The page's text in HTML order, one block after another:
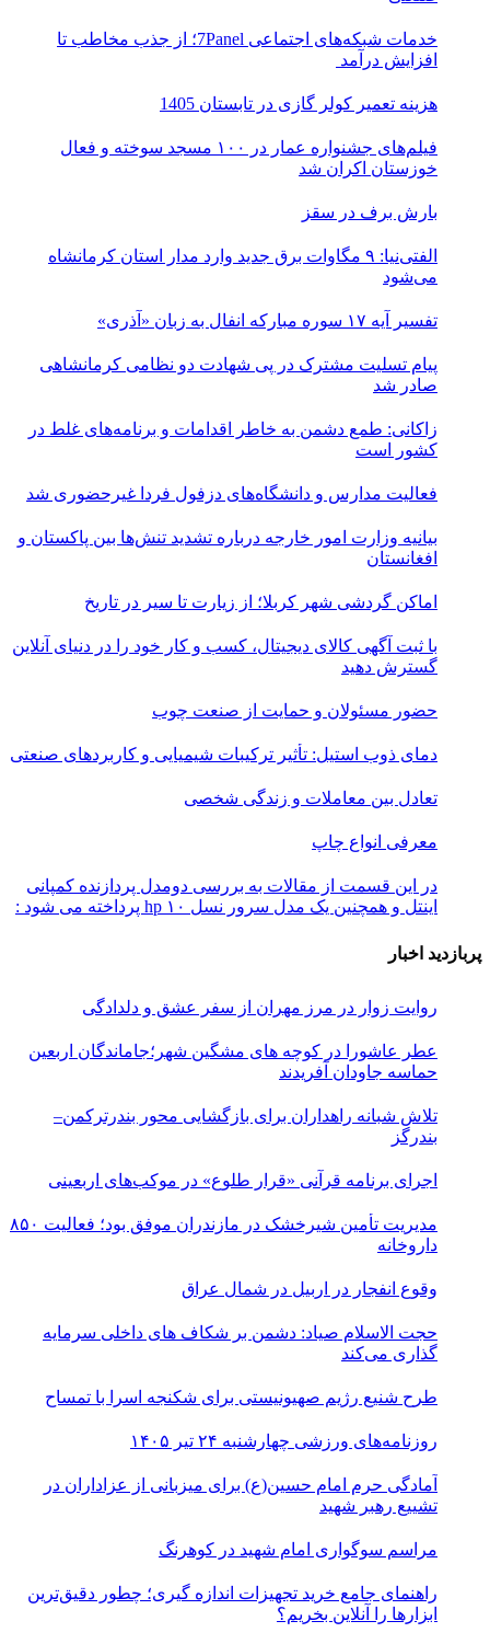
خدمات شبکه‌های اجتماعی 7Panel؛ از جذب مخاطب تا
افزایش درآمد
هزینه تعمیر کولر گازی در تابستان 1405
فیلم‌های جشنواره عمار در ۱۰۰ مسجد سوخته و فعال
خوزستان اکران شد
بارش برف در سقز
الفتی‌نیا: ۹ مگاوات برق جدید وارد مدار استان کرمانشاه
می‌شود
تفسیر آیه ۱۷ سوره مبارکه انفال به زبان «آذری»
پیام تسلیت مشترک در پی شهادت دو نظامی کرمانشاهی
صادر شد
زاکانی: طمع دشمن به خاطر اقدامات و برنامه‌های غلط در
کشور است
فعالیت مدارس و دانشگاه‌های دزفول فردا غیرحضوری شد
بیانیه وزارت امور خارجه درباره تشدید تنش‌ها بین پاکستان و
افغانستان
اماکن گردشی شهر کربلا؛ از زیارت تا سیر در تاریخ
با ثبت آگهی کالای دیجیتال، کسب و کار خود را در دنیای آنلاین
گسترش دهید
حضور مسئولان و حمایت از صنعت چوب
دمای ذوب استیل: تأثیر ترکیبات شیمیایی و کاربردهای صنعتی
تعادل بین معاملات و زندگی شخصی
معرفی انواع چاپ
در این قسمت از مقالات به بررسی دو‌مدل پردازنده کمپانی
اینتل و همچنین یک مدل سرور نسل ۱۰ hp پرداخته می شود :
پربازدید اخبار
روایت زوار در مرز مهران از سفر عشق و دلدادگی
عطر عاشورا در کوچه های مشگین شهر؛جاماندگان اربعین
حماسه جاودان آفریدند
تلاش شبانه راهداران برای بازگشایی محور بندرترکمن–
بندرگز
اجرای برنامه قرآنی «قرار طلوع» در موکب‌های اربعینی
مدیریت تأمین شیرخشک در مازندران موفق بود؛ فعالیت ۸۵۰
داروخانه
وقوع انفجار در اربیل در شمال عراق
حجت الاسلام صیاد: دشمن بر شکاف‌ های داخلی سرمایه‌
گذاری می‌کند
طرح شنیع رژیم صهیونیستی برای شکنجه اسرا با تمساح
روزنامه‌های ورزشی چهارشنبه ۲۴ تیر ۱۴۰۵
آمادگی حرم امام حسین(ع) برای میزبانی از عزاداران در
تشییع رهبر شهید
مراسم سوگواری امام شهید در کوهرنگ
راهنمای جامع خرید تجهیزات اندازه گیری؛ چطور دقیق‌ترین
ابزارها را آنلاین بخریم؟